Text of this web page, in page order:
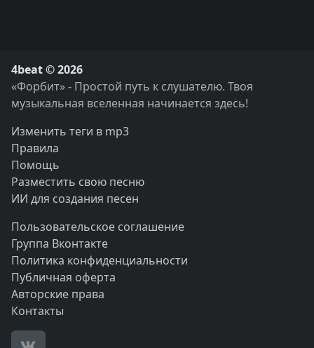
4beat © 2026
«Форбит» - Простой путь к слушателю. Твоя
музыкальная вселенная начинается здесь!
Изменить теги в mp3
Правила
Помощь
Разместить свою песню
ИИ для создания песен
Пользовательское соглашение
Группа Вконтакте
Политика конфиденциальности
Публичная оферта
Авторские права
Контакты